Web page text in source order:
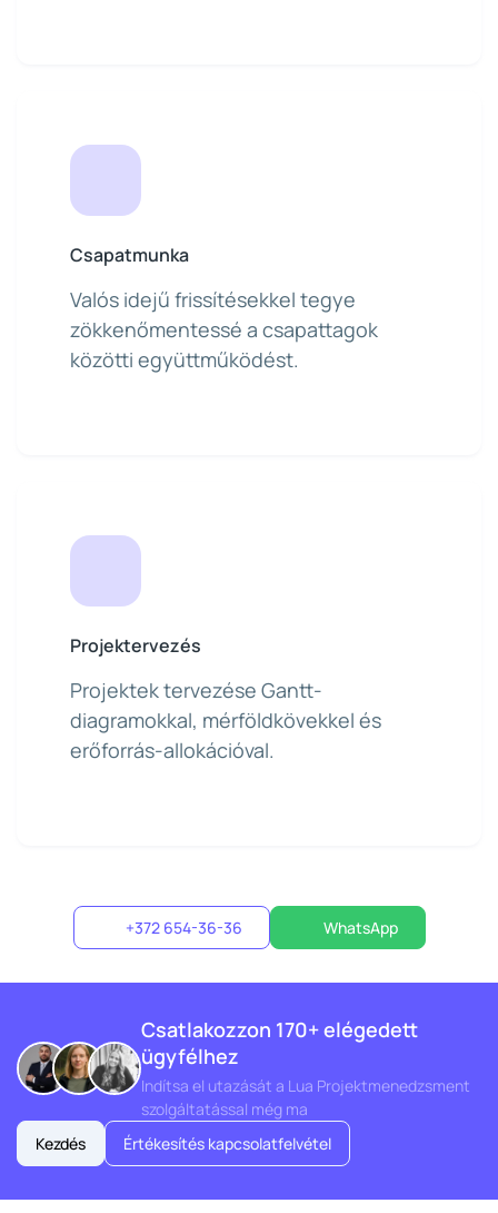
Csapatmunka
Valós idejű frissítésekkel tegye
zökkenőmentessé a csapattagok
közötti együttműködést.
Projektervezés
Projektek tervezése Gantt-
diagramokkal, mérföldkövekkel és
erőforrás-allokációval.
+372 654-36-36 WhatsApp
Csatlakozzon 170+ elégedett
ügyfélhez
Indítsa el utazását a Lua Projektmenedzsment
szolgáltatással még ma
Kezdés
Értékesítés kapcsolatfelvétel